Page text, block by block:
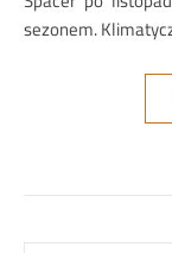
sezonem.